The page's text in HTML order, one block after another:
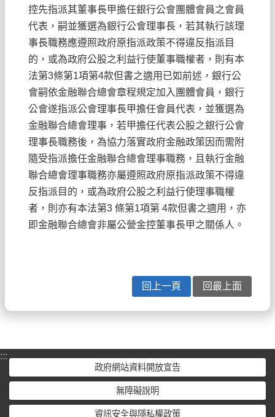
控先指派其董事長甲擔任銀行公會團體會員之會員
代表，嗣並獲選為銀行公會理事長，若其執行該理
事長職務應遵照政府原指派政策不得違反指派目
的，或為政府公股之利益行使董事職權者，則有本
法第3條第1項第4款但書之適用已如前述，銀行公
會嗣依金融聯合總會章程規定加入團體會員，銀行
公會遂指派公會理事長甲擔任會員代表，並獲選為
金融聯合總會理事，若甲擔任代表公股之銀行公會
理事長職務後，為協力落實政府金融政策因而需附
隨受指派擔任金融聯合總會理事職務，且執行金融
聯合總會理事職務亦屬遵照政府原指派政策不得違
反指派目的，或為政府公股之利益行使理事職權
者，則亦有本法第3 條第1項第 4款但書之適用，亦
即金融聯合總會非屬公營金控董事長甲之關係人。
回上一頁 回最上面
:::
政府網站資料開放宣告
無障礙說明
資訊安全與隱私權政策